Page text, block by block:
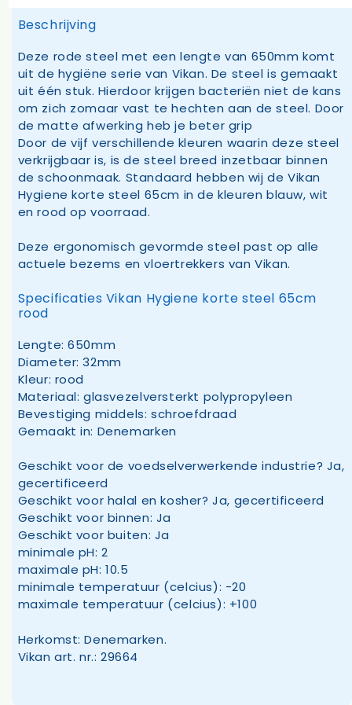
Beschrijving
Deze rode steel met een lengte van 650mm komt
uit de hygiëne serie van Vikan. De steel is gemaakt
uit één stuk. Hierdoor krijgen bacteriën niet de kans
om zich zomaar vast te hechten aan de steel. Door
de matte afwerking heb je beter grip
Door de vijf verschillende kleuren waarin deze steel
verkrijgbaar is, is de steel breed inzetbaar binnen
de schoonmaak. Standaard hebben wij de Vikan
Hygiene korte steel 65cm in de kleuren blauw, wit
en rood op voorraad.
Deze ergonomisch gevormde steel past op alle
actuele bezems en vloertrekkers van Vikan.
Specificaties Vikan Hygiene korte steel 65cm
rood
Lengte: 650mm
Diameter: 32mm
Kleur: rood
Materiaal: glasvezelversterkt polypropyleen
Bevestiging middels: schroefdraad
Gemaakt in: Denemarken
Geschikt voor de voedselverwerkende industrie? Ja,
gecertificeerd
Geschikt voor halal en kosher? Ja, gecertificeerd
Geschikt voor binnen: Ja
Geschikt voor buiten: Ja
minimale pH: 2
maximale pH: 10.5
minimale temperatuur (celcius): -20
maximale temperatuur (celcius): +100
Herkomst: Denemarken.
Vikan art. nr.: 29664